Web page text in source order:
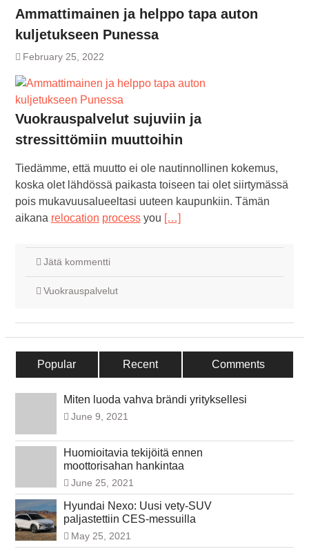
Ammattimainen ja helppo tapa auton
kuljetukseen Punessa
February 25, 2022
Vuokrauspalvelut sujuviin ja
stressittömiin muuttoihin
Tiedämme, että muutto ei ole nautinnollinen kokemus,
koska olet lähdössä paikasta toiseen tai olet siirtymässä
pois mukavuusalueeltasi uuteen kaupunkiin. Tämän
aikana relocation processyou […]
Jätä kommentti
Vuokrauspalvelut
Popular Recent Comments
Miten luoda vahva brändi yrityksellesi
June 9, 2021
Huomioitavia tekijöitä ennen
moottorisahan hankintaa
June 25, 2021
Hyundai Nexo: Uusi vety-SUV
paljastettiin CES-messuilla
May 25, 2021